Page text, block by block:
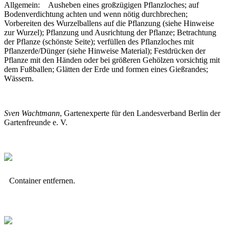
Allgemein: Ausheben eines großzügigen Pflanzloches; auf
Bodenverdichtung achten und wenn nötig durchbrechen;
Vorbereiten des Wurzelballens auf die Pflanzung (siehe Hinweise
zur Wurzel); Pflanzung und Ausrichtung der Pflanze; Betrachtung
der Pflanze (schönste Seite); verfüllen des Pflanzloches mit
Pflanzerde/Dünger (siehe Hinweise Material); Festdrücken der
Pflanze mit den Händen oder bei größeren Gehölzen vorsichtig mit
dem Fußballen; Glätten der Erde und formen eines Gießrandes;
Wässern.
Sven Wachtmann, Gartenexperte für den Landesverband Berlin der
Gartenfreunde e. V.
Container entfernen.